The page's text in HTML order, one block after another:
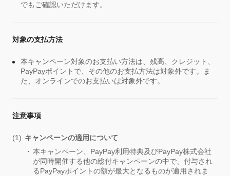
でもご確認いただけます。
対象の支払方法
本キャンペーン対象のお支払い方法は、残高、クレジット、
PayPayポイントで、その他のお支払方法は対象外です。ま
た、オンラインでのお支払いは対象外です。
注意事項
キャンペーンの適用について
本キャンペーン、PayPay利用特典及びPayPay株式会社
が同時開催する他の総付キャンペーンの中で、付与され
るPayPayポイントの額が最大となるものが適用されま